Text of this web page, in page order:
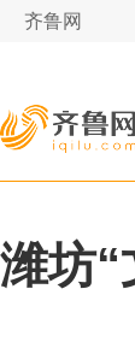
齐鲁网
潍坊